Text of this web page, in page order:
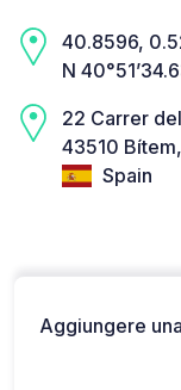
40.8596,
N
22 Carrer
43510 Bítem,
Spain
Aggiungere